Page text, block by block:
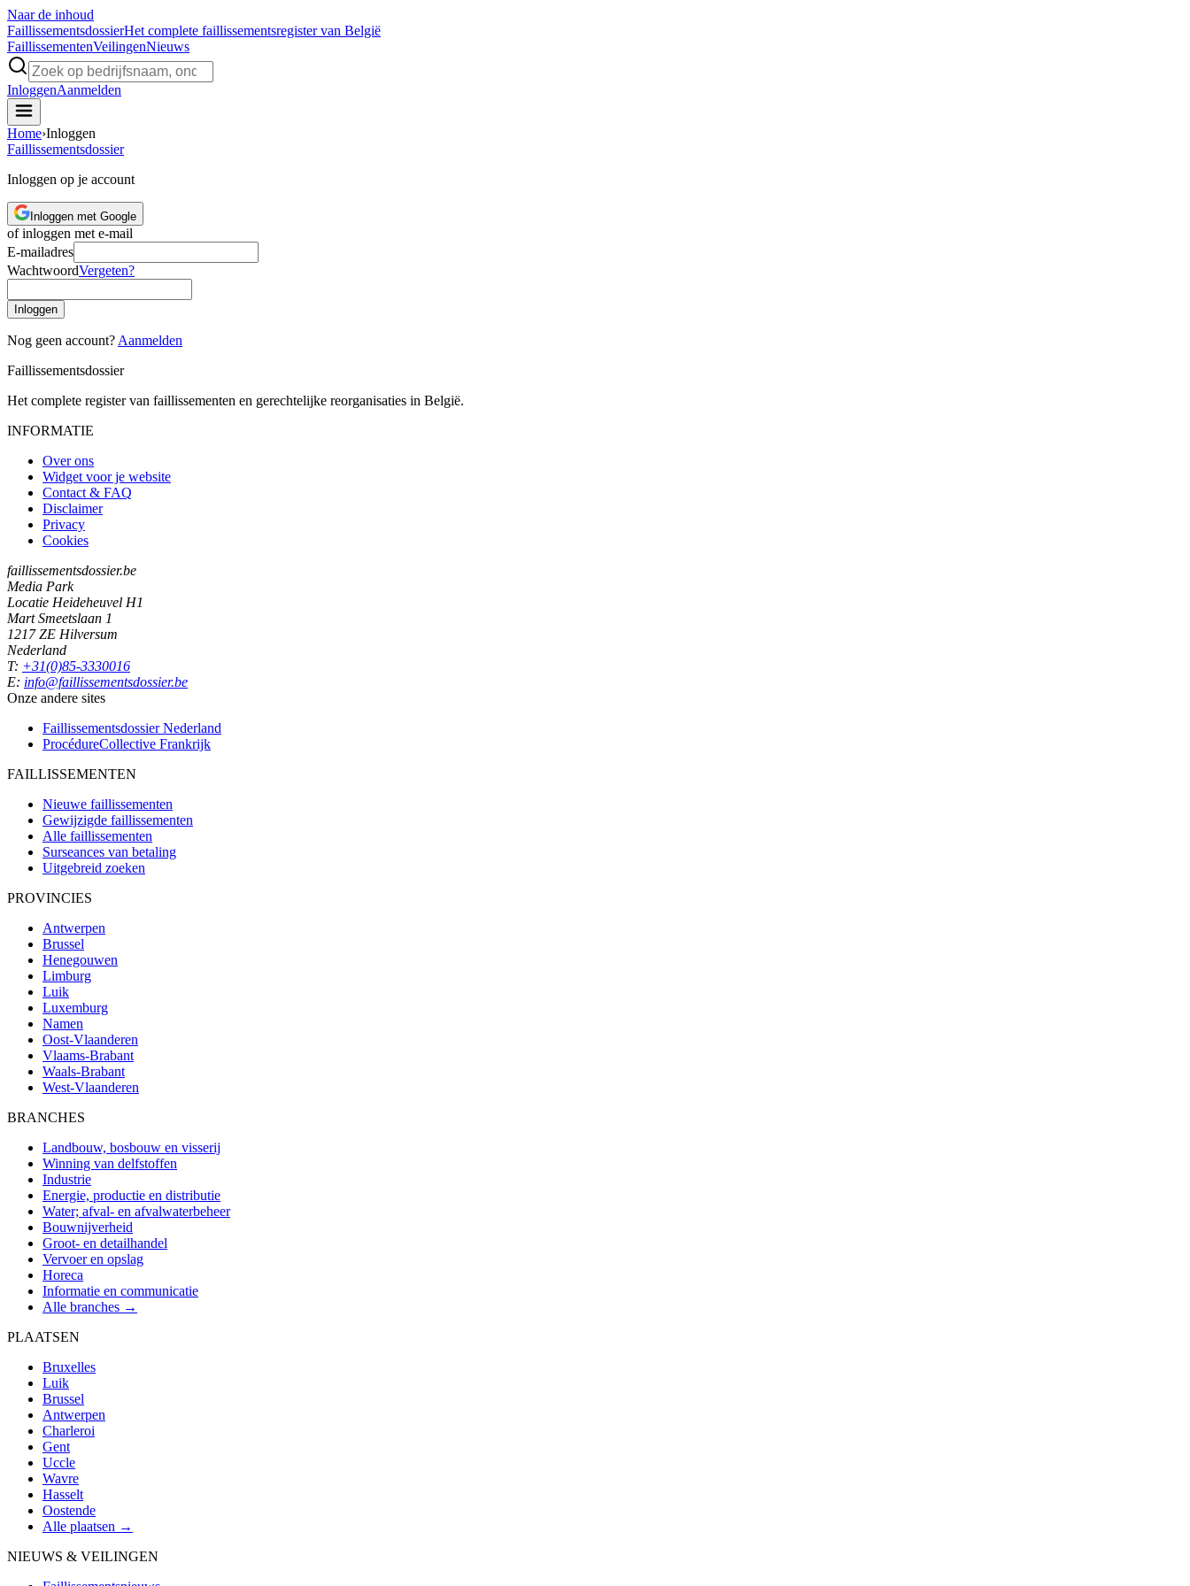
Naar de inhoud
FaillissementsdossierHet complete faillissementsregister van België
FaillissementenVeilingenNieuws
InloggenAanmelden
Home›Inloggen
Faillissementsdossier
Inloggen op je account
Inloggen met Google
of inloggen met e-mail
E-mailadres
WachtwoordVergeten?
Inloggen
Nog geen account? Aanmelden
Faillissementsdossier
Het complete register van faillissementen en gerechtelijke reorganisaties in België.
INFORMATIE
Over ons
Widget voor je website
Contact & FAQ
Disclaimer
Privacy
Cookies
faillissementsdossier.be
Media Park
Locatie Heideheuvel H1
Mart Smeetslaan 1
1217 ZE Hilversum
Nederland
T: +31(0)85-3330016
E: info@faillissementsdossier.be
Onze andere sites
Faillissementsdossier Nederland
ProcédureCollective Frankrijk
FAILLISSEMENTEN
Nieuwe faillissementen
Gewijzigde faillissementen
Alle faillissementen
Surseances van betaling
Uitgebreid zoeken
PROVINCIES
Antwerpen
Brussel
Henegouwen
Limburg
Luik
Luxemburg
Namen
Oost-Vlaanderen
Vlaams-Brabant
Waals-Brabant
West-Vlaanderen
BRANCHES
Landbouw, bosbouw en visserij
Winning van delfstoffen
Industrie
Energie, productie en distributie
Water; afval- en afvalwaterbeheer
Bouwnijverheid
Groot- en detailhandel
Vervoer en opslag
Horeca
Informatie en communicatie
Alle branches →
PLAATSEN
Bruxelles
Luik
Brussel
Antwerpen
Charleroi
Gent
Uccle
Wavre
Hasselt
Oostende
Alle plaatsen →
NIEUWS & VEILINGEN